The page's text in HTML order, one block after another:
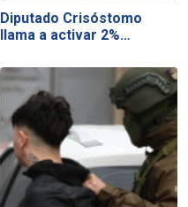
Diputado Crisóstomo
llama a activar 2%…